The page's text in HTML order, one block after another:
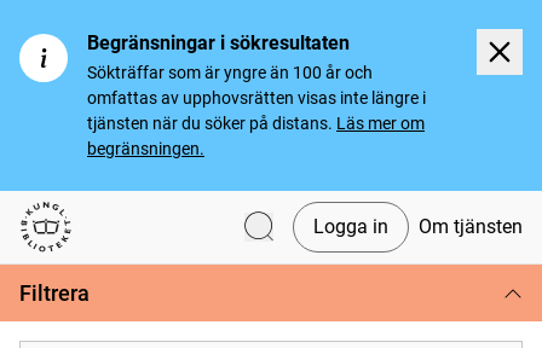
Begränsningar i sökresultaten
Sökträffar som är yngre än 100 år och
omfattas av upphovsrätten visas inte längre i
tjänsten när du söker på distans. Läs mer om
begränsningen.
Svenska tidningar
Logga in Om tjänsten
Filtrera